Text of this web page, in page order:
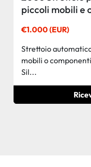
piccoli mobili e
€1.000 (EUR)
Strettoio
mobili o
Sil...